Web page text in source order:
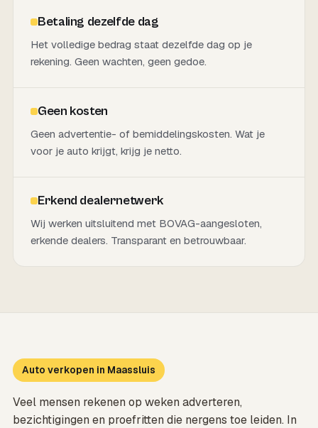
Betaling dezelfde dag
Het volledige bedrag staat dezelfde dag op je
rekening. Geen wachten, geen gedoe.
Geen kosten
Geen advertentie- of bemiddelingskosten. Wat je
voor je auto krijgt, krijg je netto.
Erkend dealernetwerk
Wij werken uitsluitend met BOVAG-aangesloten,
erkende dealers. Transparant en betrouwbaar.
Auto verkopen in Maassluis
Veel mensen rekenen op weken adverteren,
bezichtigingen en proefritten die nergens toe leiden. In